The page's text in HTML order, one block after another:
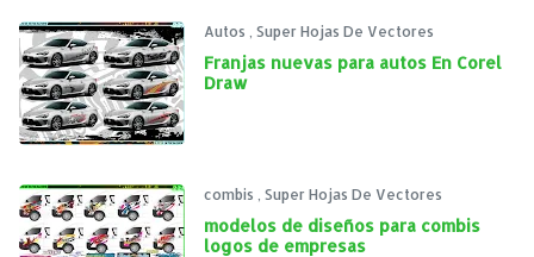
Autos Super Hojas De Vectores
Franjas nuevas para autos En Corel
Draw
combis Super Hojas De Vectores
modelos de diseños para combis
logos de empresas